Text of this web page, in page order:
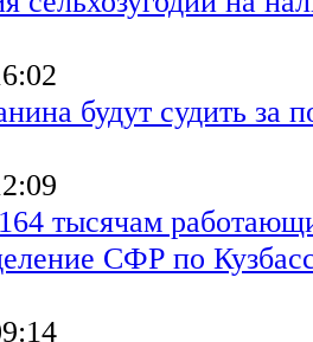
будут судить за
тысячам
СФР по